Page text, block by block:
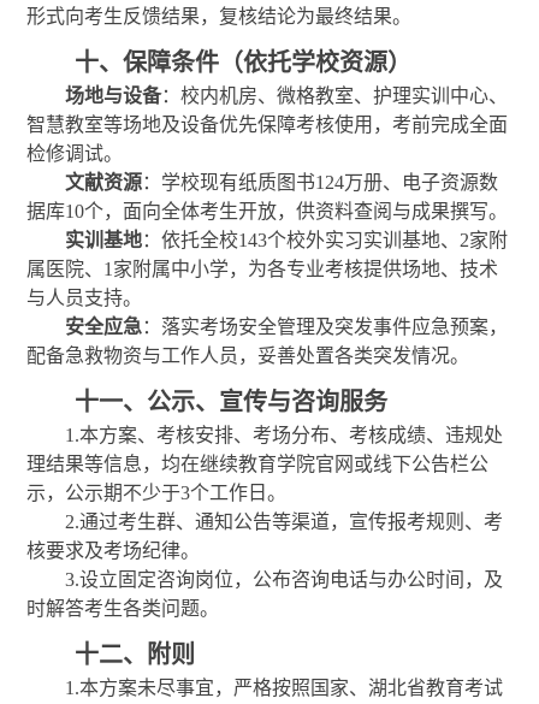
形式向考生反馈结果，复核结论为最终结果。
十、保障条件（依托学校资源）
场地与设备：校内机房、微格教室、护理实训中心、
智慧教室等场地及设备优先保障考核使用，考前完成全面
检修调试。
文献资源：学校现有纸质图书124万册、电子资源数
据库10个，面向全体考生开放，供资料查阅与成果撰写。
实训基地：依托全校143个校外实习实训基地、2家附
属医院、1家附属中小学，为各专业考核提供场地、技术
与人员支持。
安全应急：落实考场安全管理及突发事件应急预案，
配备急救物资与工作人员，妥善处置各类突发情况。
十一、公示、宣传与咨询服务
1.本方案、考核安排、考场分布、考核成绩、违规处
理结果等信息，均在继续教育学院官网 或线下公告栏公
示，公示期不少于3个工作日。
2.通过考生群、通知公告等渠道，宣传报考规则、考
核要求及考场纪律。
3.设立固定咨询岗位，公布咨询电话与办公时间，及
时解答考生各类问题。
十二、附则
1.本方案未尽事宜，严格按照国家、湖北省教育考试